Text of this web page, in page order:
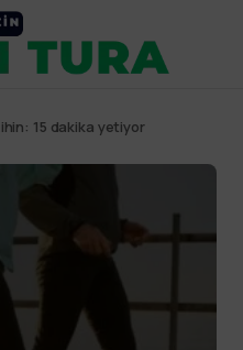
15 dakika yetiyor